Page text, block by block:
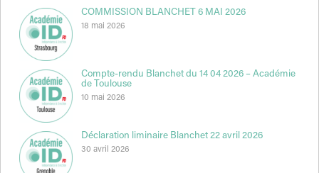
COMMISSION BLANCHET 6 MAI 2026
18 mai 2026
Compte-rendu Blanchet du 14 04 2026 – Académie
de Toulouse
10 mai 2026
Déclaration liminaire Blanchet 22 avril 2026
30 avril 2026